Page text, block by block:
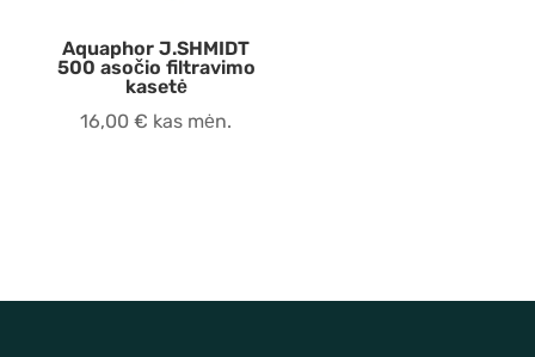
Aquaphor J.SHMIDT
500 asočio filtravimo
kasetė
16,00€ kas mėn.